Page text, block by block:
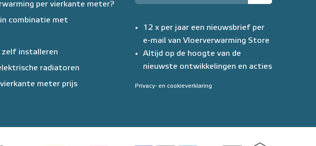
per vierkante meter?
combinatie met
zelf installeren
radiatoren
meter prijs
12 x per jaar een nieuwsbrief per
e-mail van Vloerverwarming Store
Altijd op de hoogte van de
nieuwste ontwikkelingen en acties
Privacy- en cookieverklaring